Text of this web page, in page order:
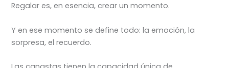
Regalar es, en esencia, crear un momento.
Y en ese momento se define todo: la emoción, la
sorpresa, el recuerdo.